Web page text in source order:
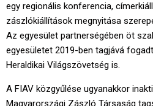
egy regionális konferencia,
zászlókiállítások megnyitása
Az egyesület partnerségében öt
egyesületet 2019-ben tagjává
Heraldikai Világszövetség is.
A FIAV közgyűlése ugyanakkor
Magyarországi Zászló Társaság